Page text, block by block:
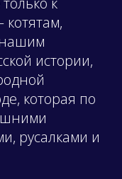
истории,
которая по
русалками и